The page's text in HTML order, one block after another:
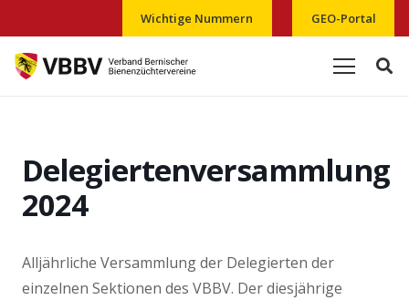
Wichtige Nummern GEO-Portal
Delegiertenversammlung
2024
Alljährliche Versammlung der Delegierten der
einzelnen Sektionen des VBBV. Der diesjährige